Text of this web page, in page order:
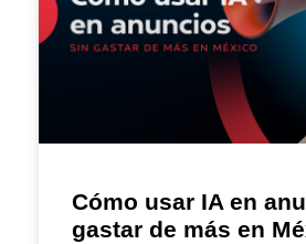
Cómo usar IA en
gastar de más en